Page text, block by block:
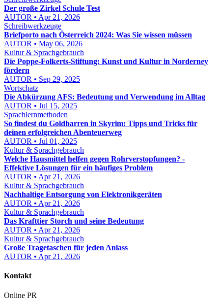
Der große Zirkel Schule Test
AUTOR • Apr 21, 2026
Schreibwerkzeuge
Briefporto nach Österreich 2024: Was Sie wissen müssen
AUTOR • May 06, 2026
Kultur & Sprachgebrauch
Die Poppe-Folkerts-Stiftung: Kunst und Kultur in Norderney
fördern
AUTOR • Sep 29, 2025
Wortschatz
Die Abkürzung AFS: Bedeutung und Verwendung im Alltag
AUTOR • Jul 15, 2025
Sprachlernmethoden
So findest du Goldbarren in Skyrim: Tipps und Tricks für
deinen erfolgreichen Abenteuerweg
AUTOR • Jul 01, 2025
Kultur & Sprachgebrauch
Welche Hausmittel helfen gegen Rohrverstopfungen? -
Effektive Lösungen für ein häufiges Problem
AUTOR • Apr 21, 2026
Kultur & Sprachgebrauch
Nachhaltige Entsorgung von Elektronikgeräten
AUTOR • Apr 21, 2026
Kultur & Sprachgebrauch
Das Krafttier Storch und seine Bedeutung
AUTOR • Apr 21, 2026
Kultur & Sprachgebrauch
Große Tragetaschen für jeden Anlass
AUTOR • Apr 21, 2026
Kontakt
Online PR